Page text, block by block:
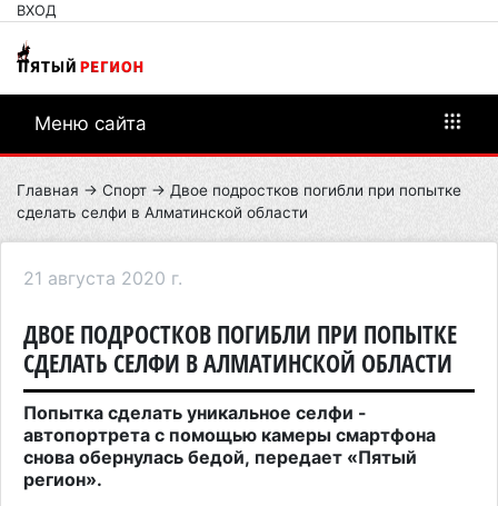
ВХОД
Меню сайта
Главная → Спорт → Двое подростков погибли при попытке
сделать селфи в Алматинской области
21 августа 2020 г.
ДВОЕ ПОДРОСТКОВ ПОГИБЛИ ПРИ ПОПЫТКЕ
СДЕЛАТЬ СЕЛФИ В АЛМАТИНСКОЙ ОБЛАСТИ
Попытка сделать уникальное селфи -
автопортрета с помощью камеры смартфона
снова обернулась бедой, передает «Пятый
регион».